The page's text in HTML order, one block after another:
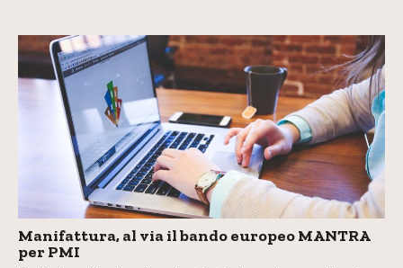
Manifattura, al via il bando europeo MANTRA
per PMI